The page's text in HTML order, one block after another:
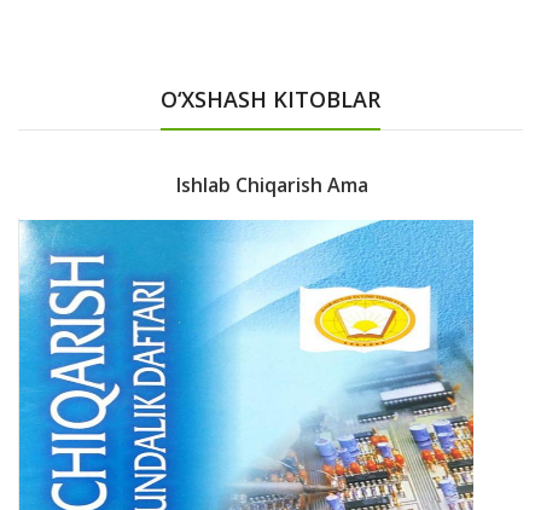
O‘XSHASH KITOBLAR
Ishlab Chiqarish Ama